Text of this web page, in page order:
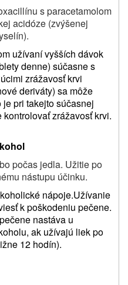
s paracetamolom
acidóze (zvýšenej
užívaní vyšších dávok
denne) súčasne s
zrážavosť krvi
deriváty) sa môže
pri takejto súčasnej
zrážavosť krvi.
počas jedla. Užitie po
nástupu účinku.
nápoje.Užívanie
k poškodeniu pečene.
nastáva u
ak užívajú liek po
12 hodín).